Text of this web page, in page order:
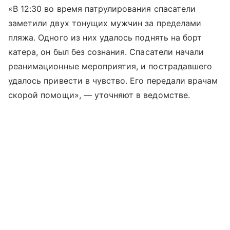
«В 12:30 во время патрулирования спасатели
заметили двух тонущих мужчин за пределами
пляжа. Одного из них удалось поднять на борт
катера, он был без сознания. Спасатели начали
реанимационные мероприятия, и пострадавшего
удалось привести в чувство. Его передали врачам
скорой помощи», — уточняют в ведомстве.